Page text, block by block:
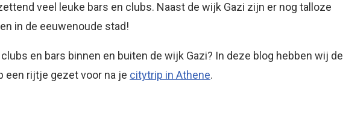
veel leuke bars en clubs. Naast de wijk Gazi zijn er nog talloze
in de eeuwenoude stad!
en bars binnen en buiten de wijk Gazi? In deze blog hebben wij de
een rijtje gezet voor na je citytrip in Athene.